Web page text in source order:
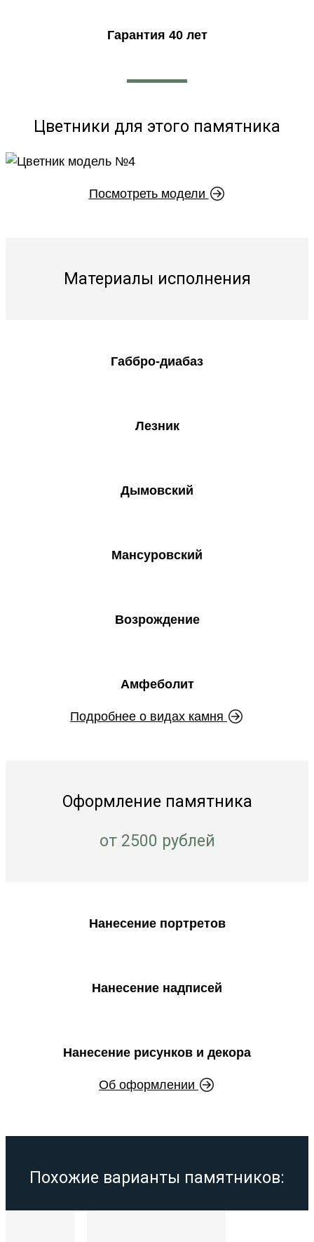
Гарантия 40 лет
Цветники для этого памятника
Посмотреть модели
Материалы исполнения
Габбро-диабаз
Лезник
Дымовский
Мансуровский
Возрождение
Амфеболит
Подробнее о видах камня
Оформление памятника
от 2500 рублей
Нанесение портретов
Нанесение надписей
Нанесение рисунков и декора
Об оформлении
Похожие варианты памятников: